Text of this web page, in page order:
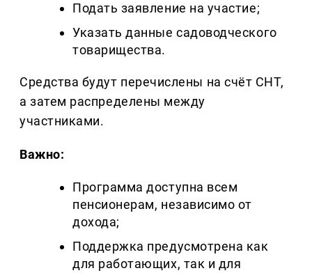
Подать заявление на участие;
Указать данные садоводческого
товарищества.
Средства будут перечислены на счёт СНТ,
а затем распределены между
участниками.
Важно:
Программа доступна всем
пенсионерам, независимо от
дохода;
Поддержка предусмотрена как
для работающих, так и для